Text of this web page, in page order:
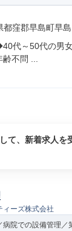
都窪郡早島町早島
代～50代の男
不問 ...
て、新着求人を
ィーズ株式会社
病院での設備管理／